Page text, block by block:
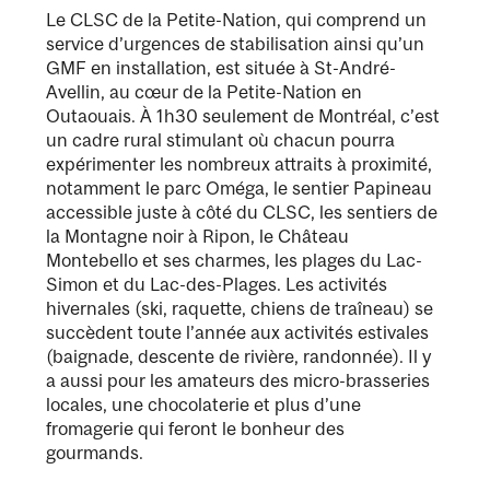
Le CLSC de la Petite-Nation, qui comprend un
service d’urgences de stabilisation ainsi qu’un
GMF en installation, est située à St-André-
Avellin, au cœur de la Petite-Nation en
Outaouais. À 1h30 seulement de Montréal, c’est
un cadre rural stimulant où chacun pourra
expérimenter les nombreux attraits à proximité,
notamment le parc Oméga, le sentier Papineau
accessible juste à côté du CLSC, les sentiers de
la Montagne noir à Ripon, le Château
Montebello et ses charmes, les plages du Lac-
Simon et du Lac-des-Plages. Les activités
hivernales (ski, raquette, chiens de traîneau) se
succèdent toute l’année aux activités estivales
(baignade, descente de rivière, randonnée). Il y
a aussi pour les amateurs des micro-brasseries
locales, une chocolaterie et plus d’une
fromagerie qui feront le bonheur des
gourmands.